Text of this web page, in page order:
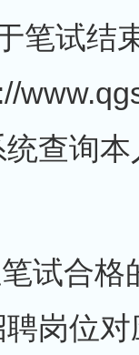
笔试结
查询
合格
岗位